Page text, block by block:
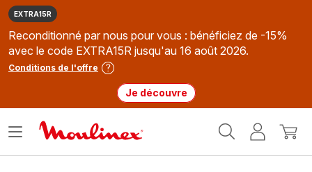
EXTRA15R
Reconditionné par nous pour vous : bénéficiez de -15%
avec le code EXTRA15R jusqu'au 16 août 2026.
Conditions de l'offre
Je découvre
MonMon
Ouvrir